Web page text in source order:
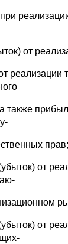
от
реализации
также
прав;
от
от